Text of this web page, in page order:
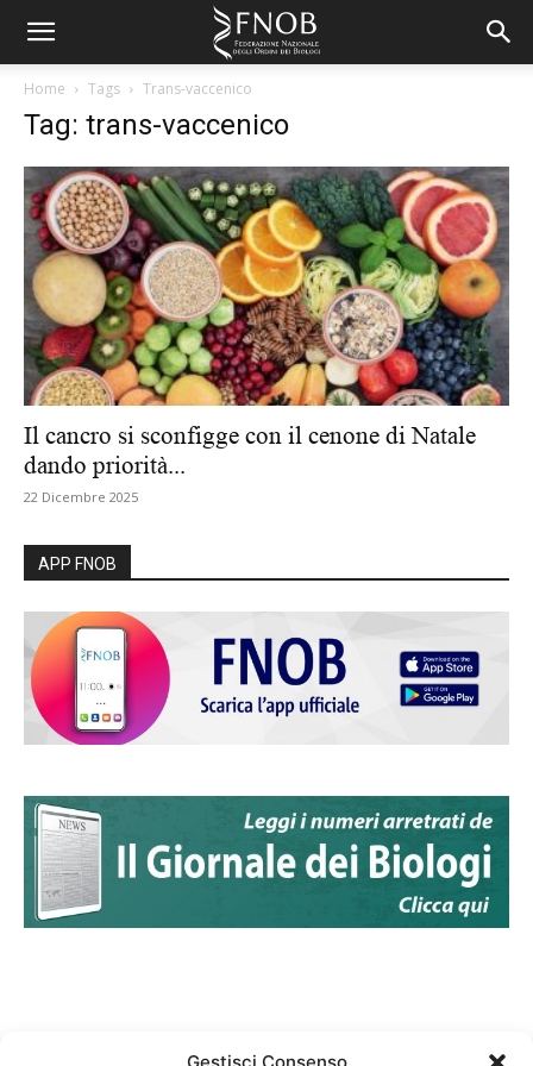
Home Tags Trans-vaccenico
Tag: trans-vaccenico
Il cancro si sconfigge con il cenone di Natale
dando priorità...
22 Dicembre 2025
APP FNOB